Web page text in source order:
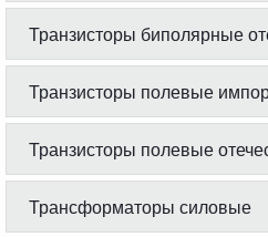
Транзисторы биполярные
Транзисторы полевые
Транзисторы полевые
Трансформаторы силовые